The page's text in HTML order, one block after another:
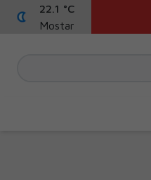
22.1 °C
Mostar